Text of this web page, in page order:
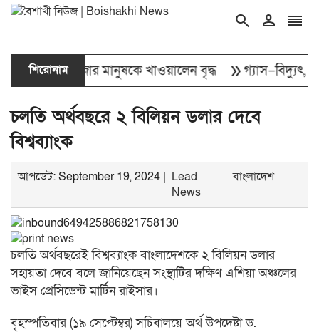
search person reorder
শিরোনাম
২ হাজার মানুষকে খাওয়ালেন বৃদ্ধ double_arrow গ্যাস–বিদ্যুৎ,
চলতি অর্থবছরে ২ বিলিয়ন ডলার দেবে
বিশ্বব্যাংক
আপডেট: September 19, 2024 | Lead
News
বাংলাদেশ
চলতি অর্থবছরেই বিশ্বব্যাংক বাংলাদেশকে ২ বিলিয়ন ডলার
সহায়তা দেবে বলে জানিয়েছেন সংস্থাটির দক্ষিণ এশিয়া অঞ্চলের
ভাইস প্রেসিডেন্ট মার্টিন রাইসার।
বৃহস্পতিবার (১৯ সেপ্টেম্বর) সচিবালয়ে অর্থ উপদেষ্টা ড.